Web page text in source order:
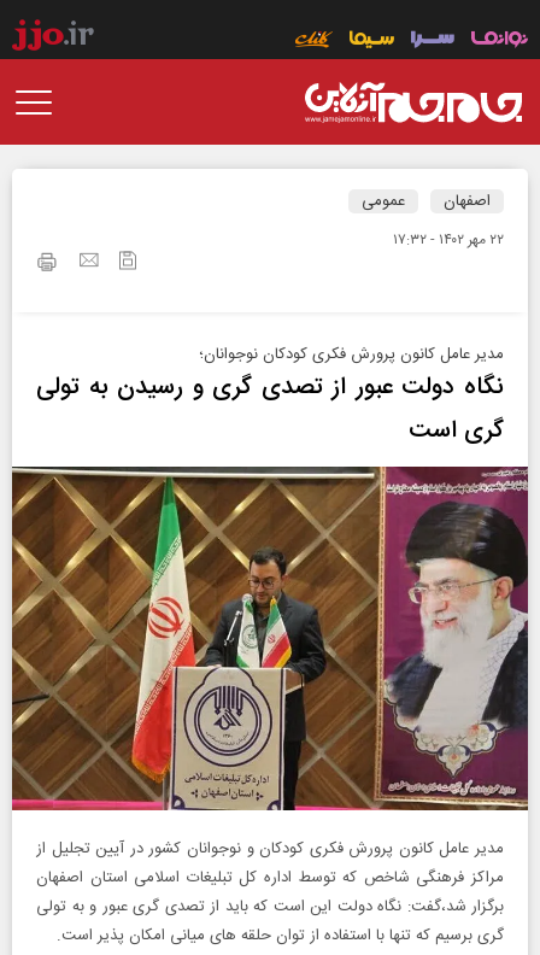
اصفهان عمومی
۲۲ مهر ۱۴۰۲ - ۱۷:۳۲
مدیر عامل کانون پرورش فکری کودکان ‌نوجوانان؛
نگاه دولت عبور از تصدی گری و رسیدن به تولی
گری است
مدیر عامل کانون پرورش فکری کودکان و نوجوانان کشور در آیین تجلیل از
مراکز فرهنگی شاخص که توسط اداره کل تبلیغات اسلامی استان اصفهان
برگزار شد،گفت: نگاه دولت این است که باید از تصدی گری عبور و به تولی
گری برسیم که تنها با استفاده از توان حلقه های میانی امکان پذیر است.